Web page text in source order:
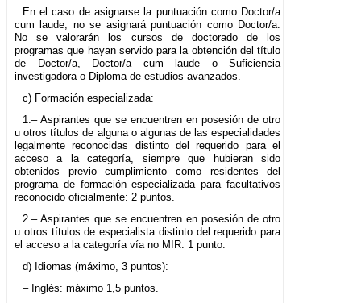
En el caso de asignarse la puntuación como Doctor/a
cum laude, no se asignará puntuación como Doctor/a.
No se valorarán los cursos de doctorado de los
programas que hayan servido para la obtención del título
de Doctor/a, Doctor/a cum laude o Suficiencia
investigadora o Diploma de estudios avanzados.
c) Formación especializada:
1.– Aspirantes que se encuentren en posesión de otro
u otros títulos de alguna o algunas de las especialidades
legalmente reconocidas distinto del requerido para el
acceso a la categoría, siempre que hubieran sido
obtenidos previo cumplimiento como residentes del
programa de formación especializada para facultativos
reconocido oficialmente: 2 puntos.
2.– Aspirantes que se encuentren en posesión de otro
u otros títulos de especialista distinto del requerido para
el acceso a la categoría vía no MIR: 1 punto.
d) Idiomas (máximo, 3 puntos):
– Inglés: máximo 1,5 puntos.